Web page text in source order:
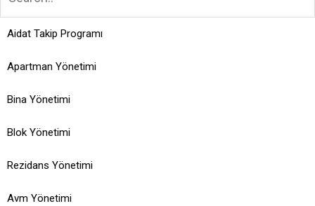
Aidat Takip Programı
Apartman Yönetimi
Bina Yönetimi
Blok Yönetimi
Rezidans Yönetimi
Avm Yönetimi